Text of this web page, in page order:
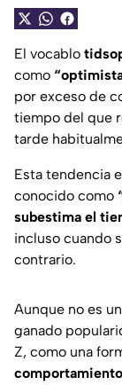
El vocablo
como
por exceso de
tiempo del que
tarde
Esta tendencia
conocido como
subestima el
incluso cuando
contrario.
Aunque no es
ganado
Z, como una